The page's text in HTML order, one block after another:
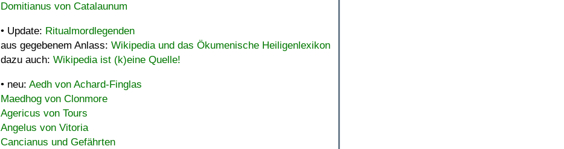
Domitianus von Catalaunum
• Update: Ritualmordlegenden
aus gegebenem Anlass: Wikipedia und das Ökumenische Heiligenlexikon
dazu auch: Wikipedia ist (k)eine Quelle!
• neu: Aedh von Achard-Finglas
Maedhog von Clonmore
Agericus von Tours
Angelus von Vitoria
Cancianus und Gefährten